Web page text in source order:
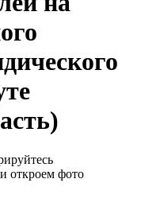
откроем фото